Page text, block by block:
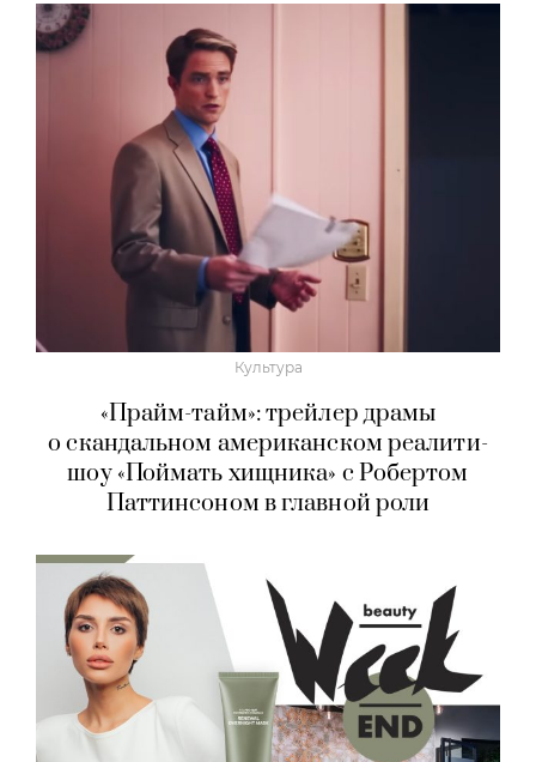
Культура
«Прайм-тайм»: трейлер драмы
о скандальном американском реалити-
шоу «Поймать хищника» с Робертом
Паттинсоном в главной роли